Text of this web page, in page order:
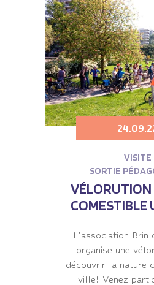
VISITE
SORTIE
COMESTIBLE
L’association Brin
organise une
découvrir la nature
ville! Venez